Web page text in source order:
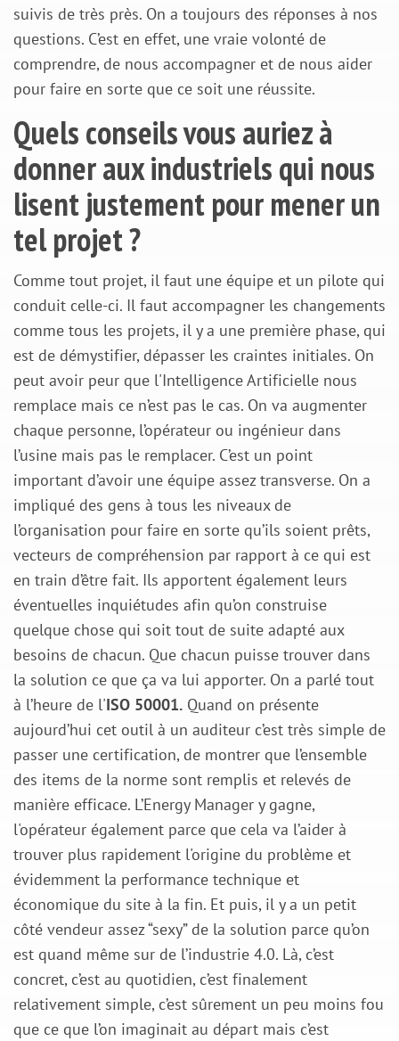
suivis de très près. On a toujours des réponses à nos
questions. C’est en effet, une vraie volonté de
comprendre, de nous accompagner et de nous aider
pour faire en sorte que ce soit une réussite.
Quels conseils vous auriez à
donner aux industriels qui nous
lisent justement pour mener un
tel projet ?
Comme tout projet, il faut une équipe et un pilote qui
conduit celle-ci. Il faut accompagner les changements
comme tous les projets, il y a une première phase, qui
est de démystifier, dépasser les craintes initiales. On
peut avoir peur que l'Intelligence Artificielle nous
remplace mais ce n’est pas le cas. On va augmenter
chaque personne, l’opérateur ou ingénieur dans
l’usine mais pas le remplacer. C’est un point
important d’avoir une équipe assez transverse. On a
impliqué des gens à tous les niveaux de
l’organisation pour faire en sorte qu’ils soient prêts,
vecteurs de compréhension par rapport à ce qui est
en train d’être fait. Ils apportent également leurs
éventuelles inquiétudes afin qu’on construise
quelque chose qui soit tout de suite adapté aux
besoins de chacun. Que chacun puisse trouver dans
la solution ce que ça va lui apporter. On a parlé tout
à l’heure de l'ISO 50001. Quand on présente
aujourd’hui cet outil à un auditeur c’est très simple de
passer une certification, de montrer que l’ensemble
des items de la norme sont remplis et relevés de
manière efficace. L’Energy Manager y gagne,
l'opérateur également parce que cela va l’aider à
trouver plus rapidement l'origine du problème et
évidemment la performance technique et
économique du site à la fin. Et puis, il y a un petit
côté vendeur assez “sexy” de la solution parce qu’on
est quand même sur de l’industrie 4.0. Là, c’est
concret, c’est au quotidien, c’est finalement
relativement simple, c’est sûrement un peu moins fou
que ce que l’on imaginait au départ mais c’est